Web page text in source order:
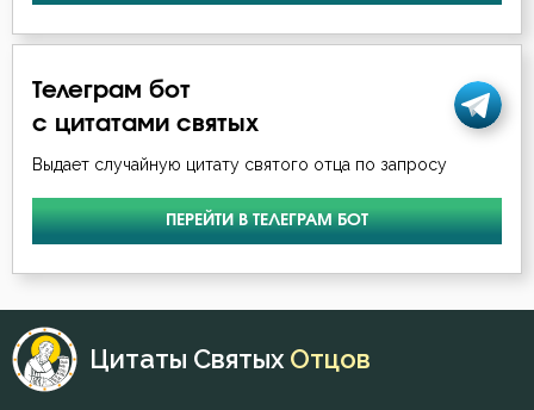
Сладострастие
Смертная память
Смирение
Страдание
Страсть
Макарий Оптинский (Иванов)
Максим Грек
Максим Исповедник
Никита Стифат
Нил Синайский
Петр Дамаскин
Телеграм бот
с цитатами святых
Выдает случайную цитату святого отца по запросу
ПЕРЕЙТИ В ТЕЛЕГРАМ БОТ
Цитаты Святых Отцов